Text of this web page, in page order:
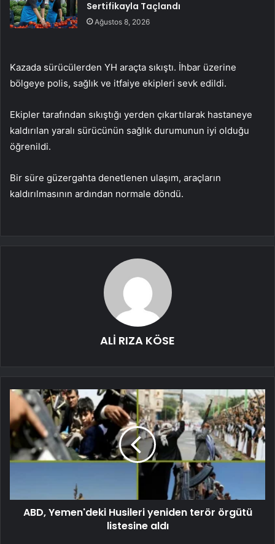
Sertifikayla Taçlandı
Ağustos 8, 2026
Kazada sürücülerden YH araçta sıkıştı. İhbar üzerine
bölgeye polis, sağlık ve itfaiye ekipleri sevk edildi.
Ekipler tarafından sıkıştığı yerden çıkartılarak hastaneye
kaldırılan yaralı sürücünün sağlık durumunun iyi olduğu
öğrenildi.
Bir süre güzergahta denetlenen ulaşım, araçların
kaldırılmasının ardından normale döndü.
ALİ RIZA KÖSE
ABD, Yemen'deki Husileri yeniden terör örgütü
listesine aldı